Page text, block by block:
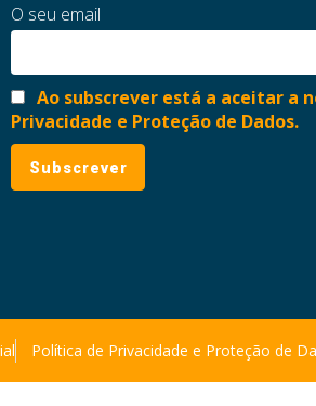
O seu email
Ao subscrever está a aceitar a
Privacidade e Proteção de Dados.
Política de Privacidade e Proteção de